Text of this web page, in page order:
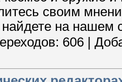
своим
на нашем
606 |